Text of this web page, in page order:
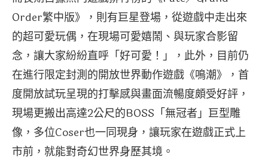
Order繁中版》，則有巨星登場，從遊戲中走出來
的超可愛玩偶，在現場可愛嬉鬧、與玩家合影留
念，讓大家紛紛直呼「好可愛！」，此外，目前仍
在進行限定封測的開放世界動作遊戲《鳴潮》，首
度開放試玩呈現的打擊感與畫面流暢度頗受好評，
現場更搬出高達2公尺的BOSS「無冠者」巨型雕
像，多位Coser也一同現身，讓玩家在遊戲正式上
市前，就能對奇幻世界身歷其境。